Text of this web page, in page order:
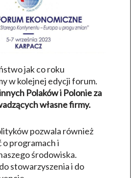
jak co roku
w kolejnej edycji forum.
Polaków i Polonie za
własne firmy.
pozwala również
o programach i
środowiska.
stowarzyszenia i do